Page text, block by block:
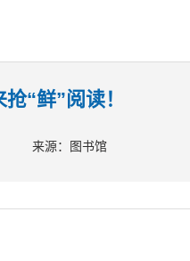
“鲜”阅读！
来源：图书馆